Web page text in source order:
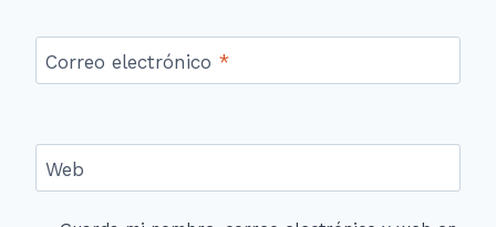
Correo electrónico *
Web